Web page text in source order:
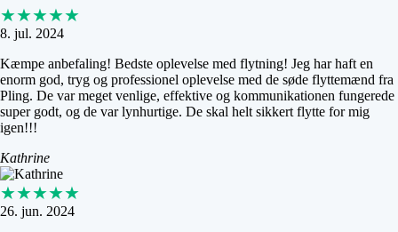
★★★★★
8. jul. 2024
Kæmpe anbefaling! Bedste oplevelse med flytning! Jeg har haft en
enorm god, tryg og professionel oplevelse med de søde flyttemænd fra
Pling. De var meget venlige, effektive og kommunikationen fungerede
super godt, og de var lynhurtige. De skal helt sikkert flytte for mig
igen!!!
Kathrine
★★★★★
26. jun. 2024